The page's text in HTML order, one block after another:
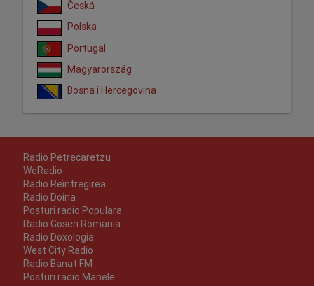
Česká
Polska
Portugal
Magyarország
Bosna i Hercegovina
Radio Petrecaretzu
WeRadio
Radio Reîntregirea
Radio Doina
Posturi radio Populara
Radio Gosen Romania
Radio Doxologia
West City Radio
Radio Banat FM
Posturi radio Manele